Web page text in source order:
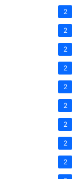
2
2
2
2
2
2
2
2
2